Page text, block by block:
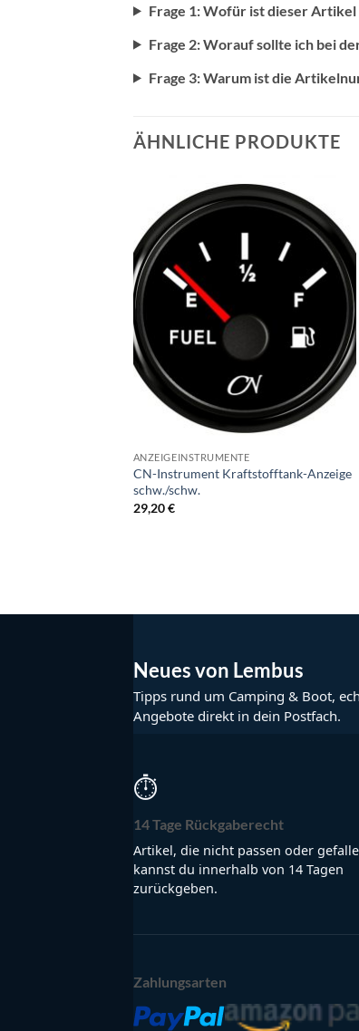
Frage 1: Wofür ist dieser Artikel
Frage 2: Worauf sollte ich bei
Frage 3: Warum ist die
ÄHNLICHE PRODUKTE
ANZEIGEINSTRUMENTE
CN-Instrument Kraftstofftank-Anzeige
schw./schw.
29,20€
Neues von Lembus
Tipps rund um Camping & Boot,
Angebote direkt in dein Postfach.
⏱
14 Tage Rückgaberecht
Artikel, die nicht passen oder
kannst du innerhalb von 14 Tagen
zurückgeben.
Zahlungsarten